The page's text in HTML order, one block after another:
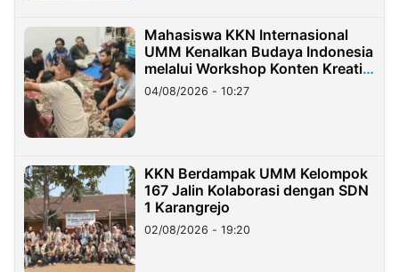
Mahasiswa KKN Internasional
UMM Kenalkan Budaya Indonesia
melalui Workshop Konten Kreatif
di Taiwan
04/08/2026 - 10:27
KKN Berdampak UMM Kelompok
167 Jalin Kolaborasi dengan SDN
1 Karangrejo
02/08/2026 - 19:20